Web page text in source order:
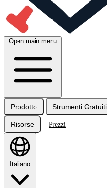
Open main menu
Prodotto Strumenti Gratuiti
Risorse Prezzi
Italiano